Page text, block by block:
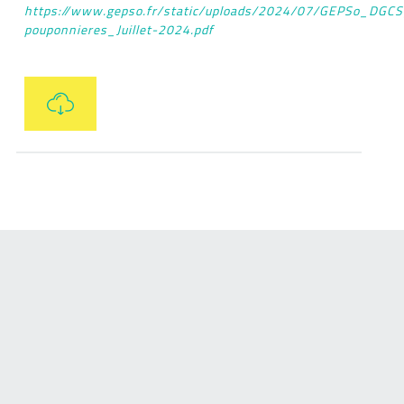
https://www.gepso.fr/static/uploads/2024/07/
pouponnieres_Juillet-2024.pdf